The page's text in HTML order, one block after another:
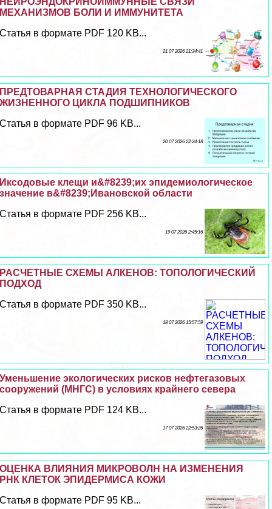
МЕХАНИЗМОВ БОЛИ И ИММУНИТЕТА
Статья в формате PDF 120 KB...
21 07 2026 21:34:41
ПРЕДТОВАРНАЯ СТАДИЯ ТЕХНОЛОГИЧЕСКОГО
ЖИЗНЕННОГО ЦИКЛА ПОДШИПНИКОВ
Статья в формате PDF 96 KB...
20 07 2026 22:24:18
Иксодовые клещи и&#8239;их эпидемиологическое
значение в&#8239;Ивановской области
Статья в формате PDF 256 KB...
19 07 2026 2:45:16
РАСЧЕТНЫЕ СХЕМЫ АЛКЕНОВ: ТОПОЛОГИЧЕСКИЙ
ПОДХОД
Статья в формате PDF 350 KB...
18 07 2026 15:57:59
Уменьшение экологических рисков нефтегазовых
сооружений (МНГС) в условиях крайнего севера
Статья в формате PDF 124 KB...
17 07 2026 22:53:26
ОЦЕНКА ВЛИЯНИЯ МИКРОВОЛН НА ИЗМЕНЕНИЯ
РНК КЛЕТОК ЭПИДЕРМИСА КОЖИ
Статья в формате PDF 95 KB...